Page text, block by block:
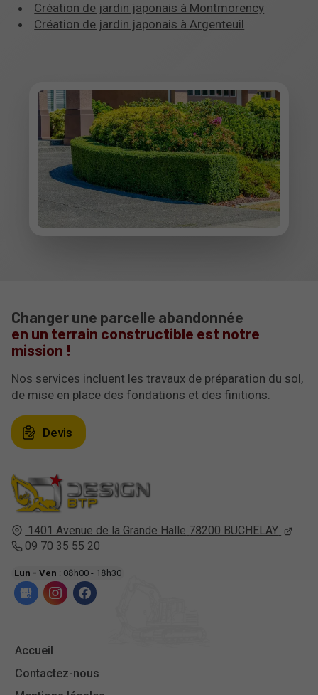
Création de jardin japonais à Montmorency
Création de jardin japonais à Argenteuil
1401 Avenue de la Grande Halle 78200 BUCHELAY
09 70 35 55 20
Lun - Ven : 08h00 - 18h30
Accueil
Contactez-nous
Changer une parcelle abandonnée
en un terrain constructible est notre
mission !
Nos services incluent les travaux de préparation du sol,
de mise en place des fondations et des finitions.
Devis